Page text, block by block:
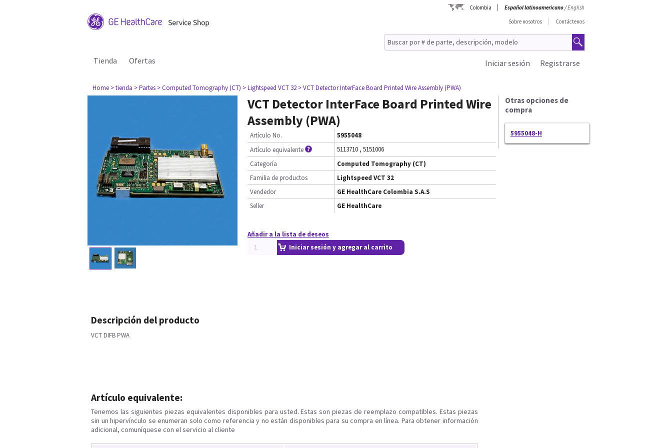
Colombia Español latinoamericano/English
Sobre nosotros
Contáctenos
Tienda Ofertas Registrarse
Iniciar sesión
Home > tienda > Partes > Computed Tomography (CT) > Lightspeed VCT 32 > VCT Detector InterFace Board Printed Wire Assembly (PWA)
VCT Detector InterFace Board Printed Wire
Assembly (PWA)
Artículo No.
5955048
Artículo equivalente
5113710 , 5151006
Categoría
Computed Tomography (CT)
Familia de productos
Lightspeed VCT 32
Vendedor
GE HealthCare Colombia S.A.S
Seller
GE HealthCare
Añadir a la lista de deseos
Iniciar sesión y agregar al carrito
Otras opciones de
compra
5955048-H
Descripción del producto
VCT DIFB PWA
Artículo equivalente:
Tenemos las siguientes piezas equivalentes disponibles para usted. Estas son piezas de reemplazo compatibles. Estas piezas
sin un hipervínculo se enumeran solo como referencia y no están disponibles para su compra en línea. Para obtener información
adicional, comuníquese con el servicio al cliente